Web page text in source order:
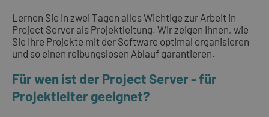
Lernen Sie in zwei Tagen alles Wichtige zur Arbeit in
Project Server als Projektleitung. Wir zeigen Ihnen, wie
Sie Ihre Projekte mit der Software optimal organisieren
und so einen reibungslosen Ablauf garantieren.
Für wen ist der Project Server - für
Projektleiter geeignet?